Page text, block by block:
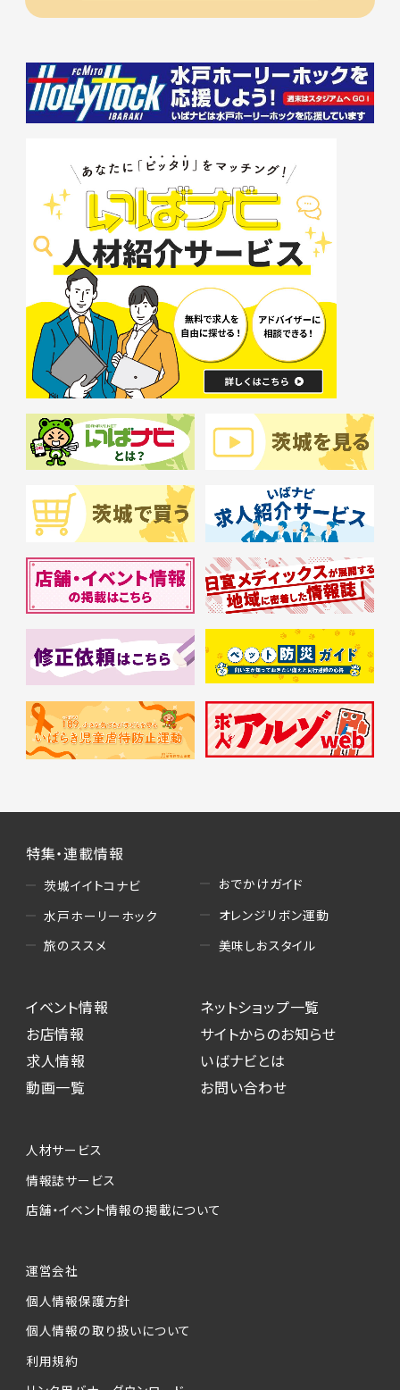
特集・連載情報
茨城イイトコナビ
水戸ホーリーホック
旅のススメ
おでかけガイド
オレンジリボン運動
美味しおスタイル
イベント情報
お店情報
求人情報
動画一覧
ネットショップ一覧
サイトからのお知らせ
いばナビとは
お問い合わせ
人材サービス
情報誌サービス
店舗・イベント情報の掲載について
運営会社
個人情報保護方針
個人情報の取り扱いについて
利用規約